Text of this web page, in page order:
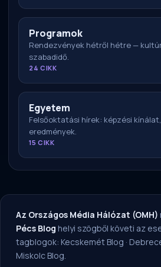
Programok
Rendezvények hétről hétre —
szabadidő.
24 CIKK
Egyetem
Felsőoktatási hírek: képzési
eredmények.
15 CIKK
Az Országos Média Hálózat (OMH)
Pécs Blog helyi szögből követi az
tagblogok: Kecskemét Blog ·
Miskolc Blog